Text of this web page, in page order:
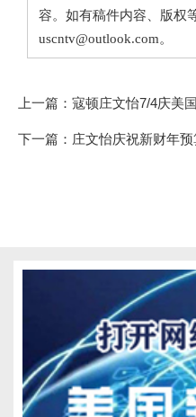
容。如有稿件内容、版权
uscntv@outlook.com。
上一篇： 寇顿庄文怡7/4庆美
下一篇： 庄文怡庆祝新财年